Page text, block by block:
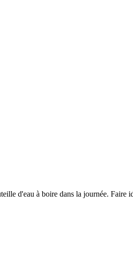
d'eau à boire dans la journée. Faire